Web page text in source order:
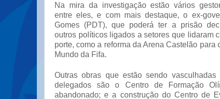
Na mira da investigação estão vários
entre eles, e com mais destaque, o ex-
Gomes (PDT), que poderá ter a prisão
outros políticos ligados a setores que lidaram
porte, como a reforma da Arena Castelão para
Mundo da Fifa.
Outras obras que estão sendo vasculhadas
delegados são o Centro de Formação
abandonado; e a construção do Centro de